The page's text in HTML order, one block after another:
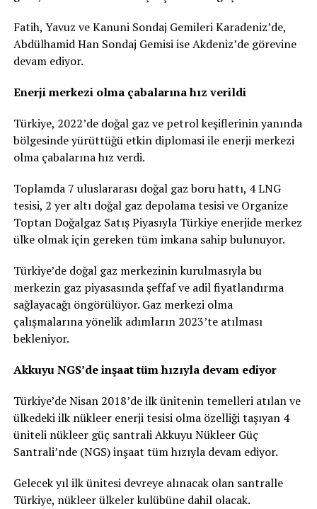
Fatih, Yavuz ve Kanuni Sondaj Gemileri Karadeniz’de,
Abdülhamid Han Sondaj Gemisi ise Akdeniz’de görevine
devam ediyor.
Enerji merkezi olma çabalarına hız verildi
Türkiye, 2022’de doğal gaz ve petrol keşiflerinin yanında
bölgesinde yürüttüğü etkin diplomasi ile enerji merkezi
olma çabalarına hız verdi.
Toplamda 7 uluslararası doğal gaz boru hattı, 4 LNG
tesisi, 2 yer altı doğal gaz depolama tesisi ve Organize
Toptan Doğalgaz Satış Piyasıyla Türkiye enerjide merkez
ülke olmak için gereken tüm imkana sahip bulunuyor.
Türkiye’de doğal gaz merkezinin kurulmasıyla bu
merkezin gaz piyasasında şeffaf ve adil fiyatlandırma
sağlayacağı öngörülüyor. Gaz merkezi olma
çalışmalarına yönelik adımların 2023’te atılması
bekleniyor.
Akkuyu NGS’de inşaat tüm hızıyla devam ediyor
Türkiye’de Nisan 2018’de ilk ünitenin temelleri atılan ve
ülkedeki ilk nükleer enerji tesisi olma özelliği taşıyan 4
üniteli nükleer güç santrali Akkuyu Nükleer Güç
Santrali’nde (NGS) inşaat tüm hızıyla devam ediyor.
Gelecek yıl ilk ünitesi devreye alınacak olan santralle
Türkiye, nükleer ülkeler kulübüne dahil olacak.